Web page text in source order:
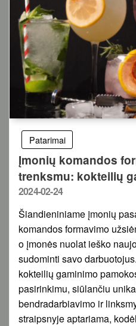
Patarimai
Įmonių komandos
trenksmu: kokteilių
Posted
2024-02-24
Šiandieniniame įmonių
komandos formavimo
o įmonės nuolat ieško
sudominti savo
kokteilių gaminimo
pasirinkimu, siūlančiu
bendradarbiavimo ir
straipsnyje aptariama,